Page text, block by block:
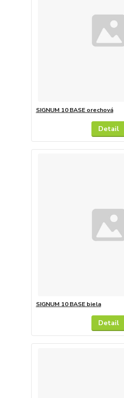
SIGNUM 10 BASE orechová
Detail
SIGNUM 10 BASE biela
Detail